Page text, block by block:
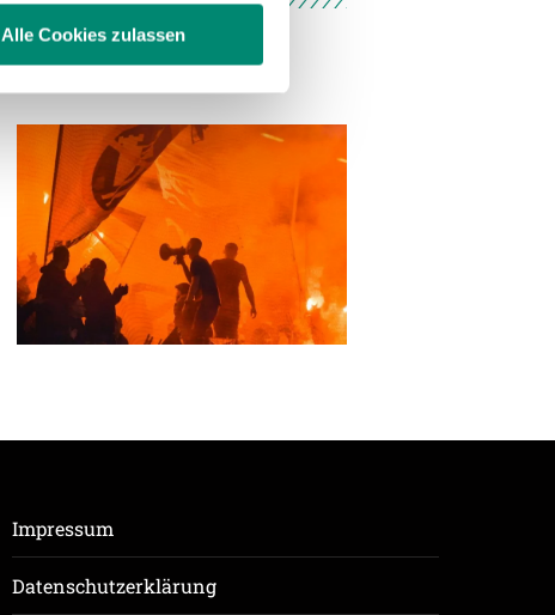
Alle Cookies zulassen
Impressum
Datenschutzerklärung